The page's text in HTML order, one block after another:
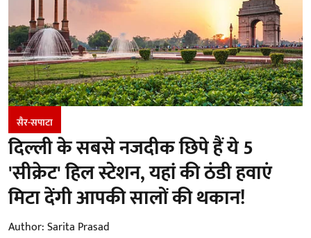
सैर-सपाटा
दिल्ली के सबसे नजदीक छिपे हैं ये 5
'सीक्रेट' हिल स्टेशन, यहां की ठंडी हवाएं
मिटा देंगी आपकी सालों की थकान!
Author:Sarita Prasad